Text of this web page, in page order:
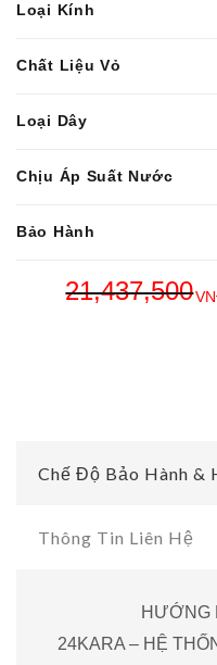
Loại Kính
Chất Liệu Vỏ
Loại Dây
Chịu Áp Suất Nước
Bảo Hành
21,437,500
Chế Độ Bảo Hành &
Thông Tin Liên Hệ
HƯỚNG
24KARA – HỆ